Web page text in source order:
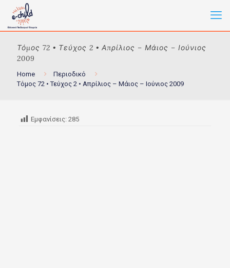
Τόμος 72 • Τεύχος 2 • Απρίλιος – Μάιος – Ιούνιος
2009
Home
Περιοδικό
Τόμος 72 • Τεύχος 2 • Απρίλιος – Μάιος – Ιούνιος 2009
Εμφανίσεις: 285